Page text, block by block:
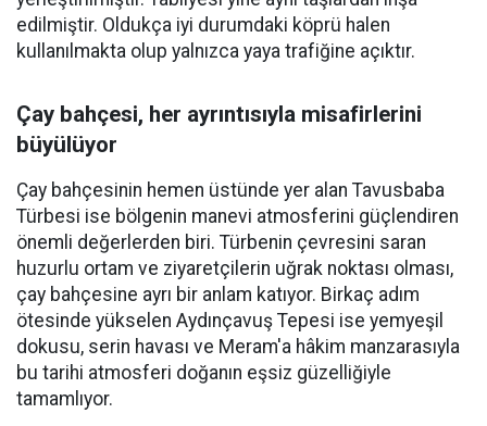
edilmiştir. Oldukça iyi durumdaki köprü halen
kullanılmakta olup yalnızca yaya trafiğine açıktır.
Çay bahçesi, her ayrıntısıyla misafirlerini
büyülüyor
Çay bahçesinin hemen üstünde yer alan Tavusbaba
Türbesi ise bölgenin manevi atmosferini güçlendiren
önemli değerlerden biri. Türbenin çevresini saran
huzurlu ortam ve ziyaretçilerin uğrak noktası olması,
çay bahçesine ayrı bir anlam katıyor. Birkaç adım
ötesinde yükselen Aydınçavuş Tepesi ise yemyeşil
dokusu, serin havası ve Meram'a hâkim manzarasıyla
bu tarihi atmosferi doğanın eşsiz güzelliğiyle
tamamlıyor.